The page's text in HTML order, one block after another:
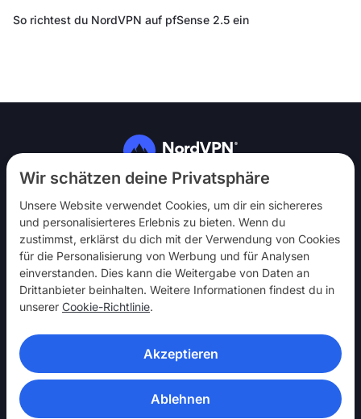
Wir schätzen deine Privatsphäre
Unsere Website verwendet Cookies, um dir ein sichereres
und personalisierteres Erlebnis zu bieten. Wenn du
zustimmst, erklärst du dich mit der Verwendung von Cookies
für die Personalisierung von Werbung und für Analysen
einverstanden. Dies kann die Weitergabe von Daten an
Drittanbieter beinhalten. Weitere Informationen findest du in
unserer Cookie-Richtlinie.
Akzeptieren
Ablehnen
So richtest du NordVPN auf pfSense 2.5 ein
Folg uns
NordVPN
Mach mit
Hilfe
Entdecken
VPN-APPS